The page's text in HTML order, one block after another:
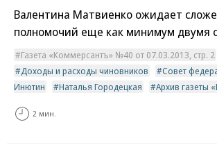
Валентина Матвиенко ожидает
полномочий еще как минимум двумя
Газета «Коммерсантъ» №40 от 07.03.2013, стр. 2
Доходы и расходы чиновников
Совет
Инютин
Наталья Городецкая Архив газеты
2 мин.